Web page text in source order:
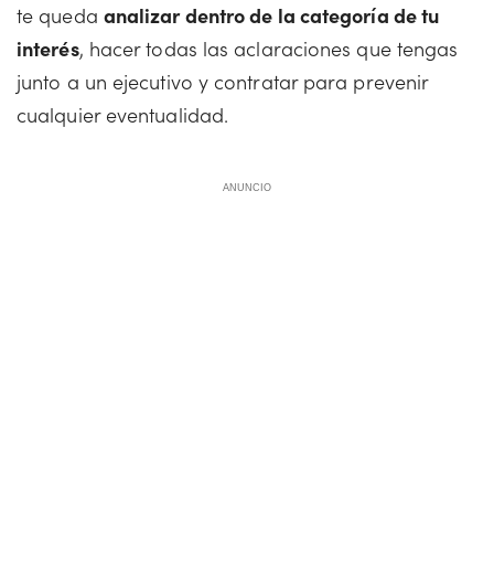
te queda analizar dentro de la categoría de tu
interés, hacer todas las aclaraciones que tengas
junto a un ejecutivo y contratar para prevenir
cualquier eventualidad.
ANUNCIO